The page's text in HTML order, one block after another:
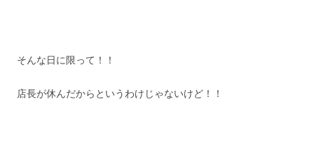
そんな日に限って！！
店長が休んだからというわけじゃないけど！！